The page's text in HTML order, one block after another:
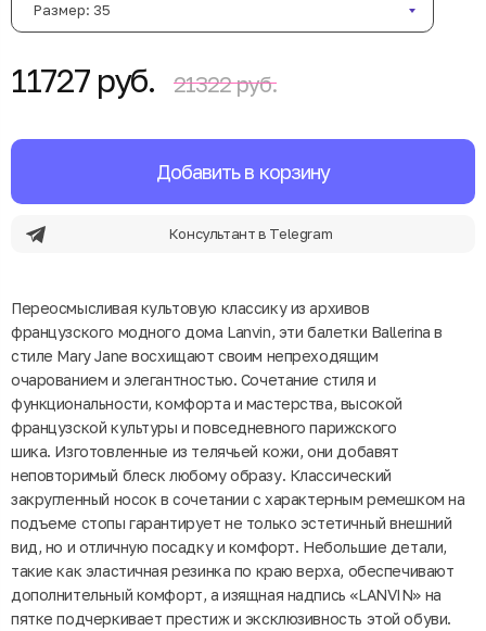
Размер: 35
11727 руб. 21322 руб.
Добавить в корзину
Консультант в Telegram
Переосмысливая культовую классику из архивов
французского модного дома Lanvin, эти балетки Ballerina в
стиле Mary Jane восхищают своим непреходящим
очарованием и элегантностью. Сочетание стиля и
функциональности, комфорта и мастерства, высокой
французской культуры и повседневного парижского
шика. Изготовленные из телячьей кожи, они добавят
неповторимый блеск любому образу. Классический
закругленный носок в сочетании с характерным ремешком на
подъеме стопы гарантирует не только эстетичный внешний
вид, но и отличную посадку и комфорт. Небольшие детали,
такие как эластичная резинка по краю верха, обеспечивают
дополнительный комфорт, а изящная надпись «LANVIN» на
пятке подчеркивает престиж и эксклюзивность этой обуви.